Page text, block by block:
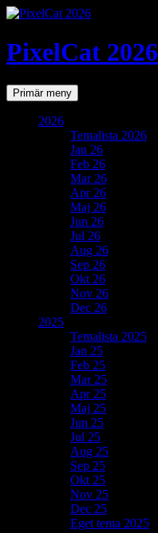
PixelCat 2026
SökPrimär meny Gå
till
2026
Temalista 2026
Jan 26
Feb 26
Mar 26
Apr 26
Maj 26
Jun 26
Jul 26
Aug 26
Sep 26
Okt 26
Nov 26
Dec 26
2025
Temalista 2025
Jan 25
Feb 25
Mar 25
Apr 25
Maj 25
Jun 25
Jul 25
Aug 25
Sep 25
Okt 25
Nov 25
Dec 25
Eget tema 2025